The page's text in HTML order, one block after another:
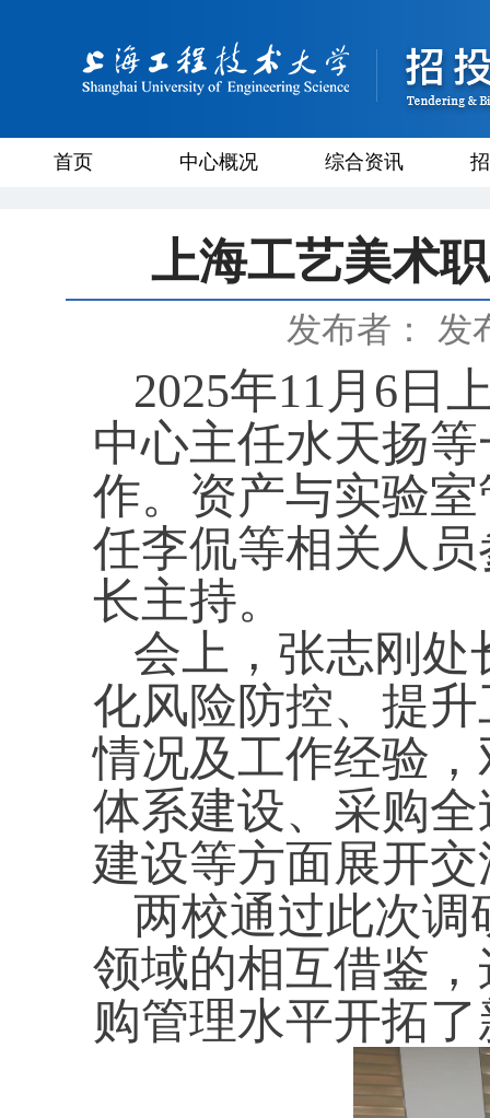
首页 中心概况 综合资讯
上海工艺美术
发布者： 发
2025年11 月 6 日
中心主任水天扬
作。资产与实验
任李侃等相关人
长主持。
会上 ， 张志刚处
化风险防控、提
情况及工作经验
体系建设、采购
建设等方面展开
两校通过此次调
领域的相互借鉴
购管理水平开拓